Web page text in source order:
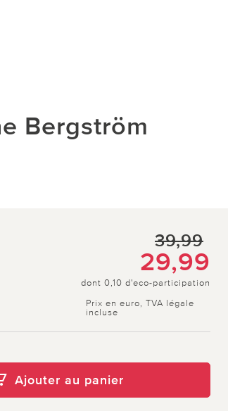
Bergström
39,99
29,99
dont 0,10 d'eco-participation
Prix en euro, TVA légale
incluse
Ajouter au panier